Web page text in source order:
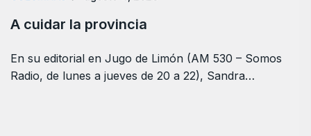
A cuidar la provincia
En su editorial en Jugo de Limón (AM 530 – Somos
Radio, de lunes a jueves de 20 a 22), Sandra…